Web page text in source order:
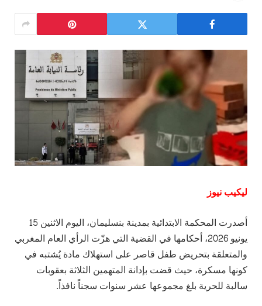
ليكيب نيوز
أصدرت المحكمة الابتدائية بمدينة بنسليمان، اليوم الاثنين 15
يونيو 2026، أحكامها في القضية التي هزّت الرأي العام المغربي
والمتعلقة بتحريض طفل قاصر على استهلاك مادة يُشتبه في
كونها مسكرة، حيث قضت بإدانة المتهمين الثلاثة بعقوبات
سالبة للحرية بلغ مجموعها عشر سنوات سجناً نافذاً.